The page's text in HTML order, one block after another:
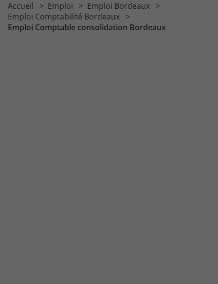
Emploi Chargé de recouvrement
Accueil Emploi
Emploi Bordeaux
Emploi Comptabilité Bordeaux
Emploi Comptable consolidation Bordeaux